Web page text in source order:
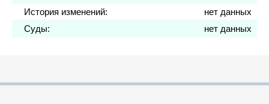
История изменений:
нет данных
Суды:
нет данных